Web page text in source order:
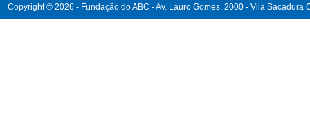
Copyright © 2026 - Fundação do ABC - Av. Lauro Gomes, 2000 - Vila